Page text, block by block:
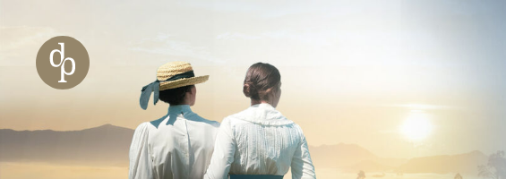
Zur Navigation springen
Zur Website-Suche springen